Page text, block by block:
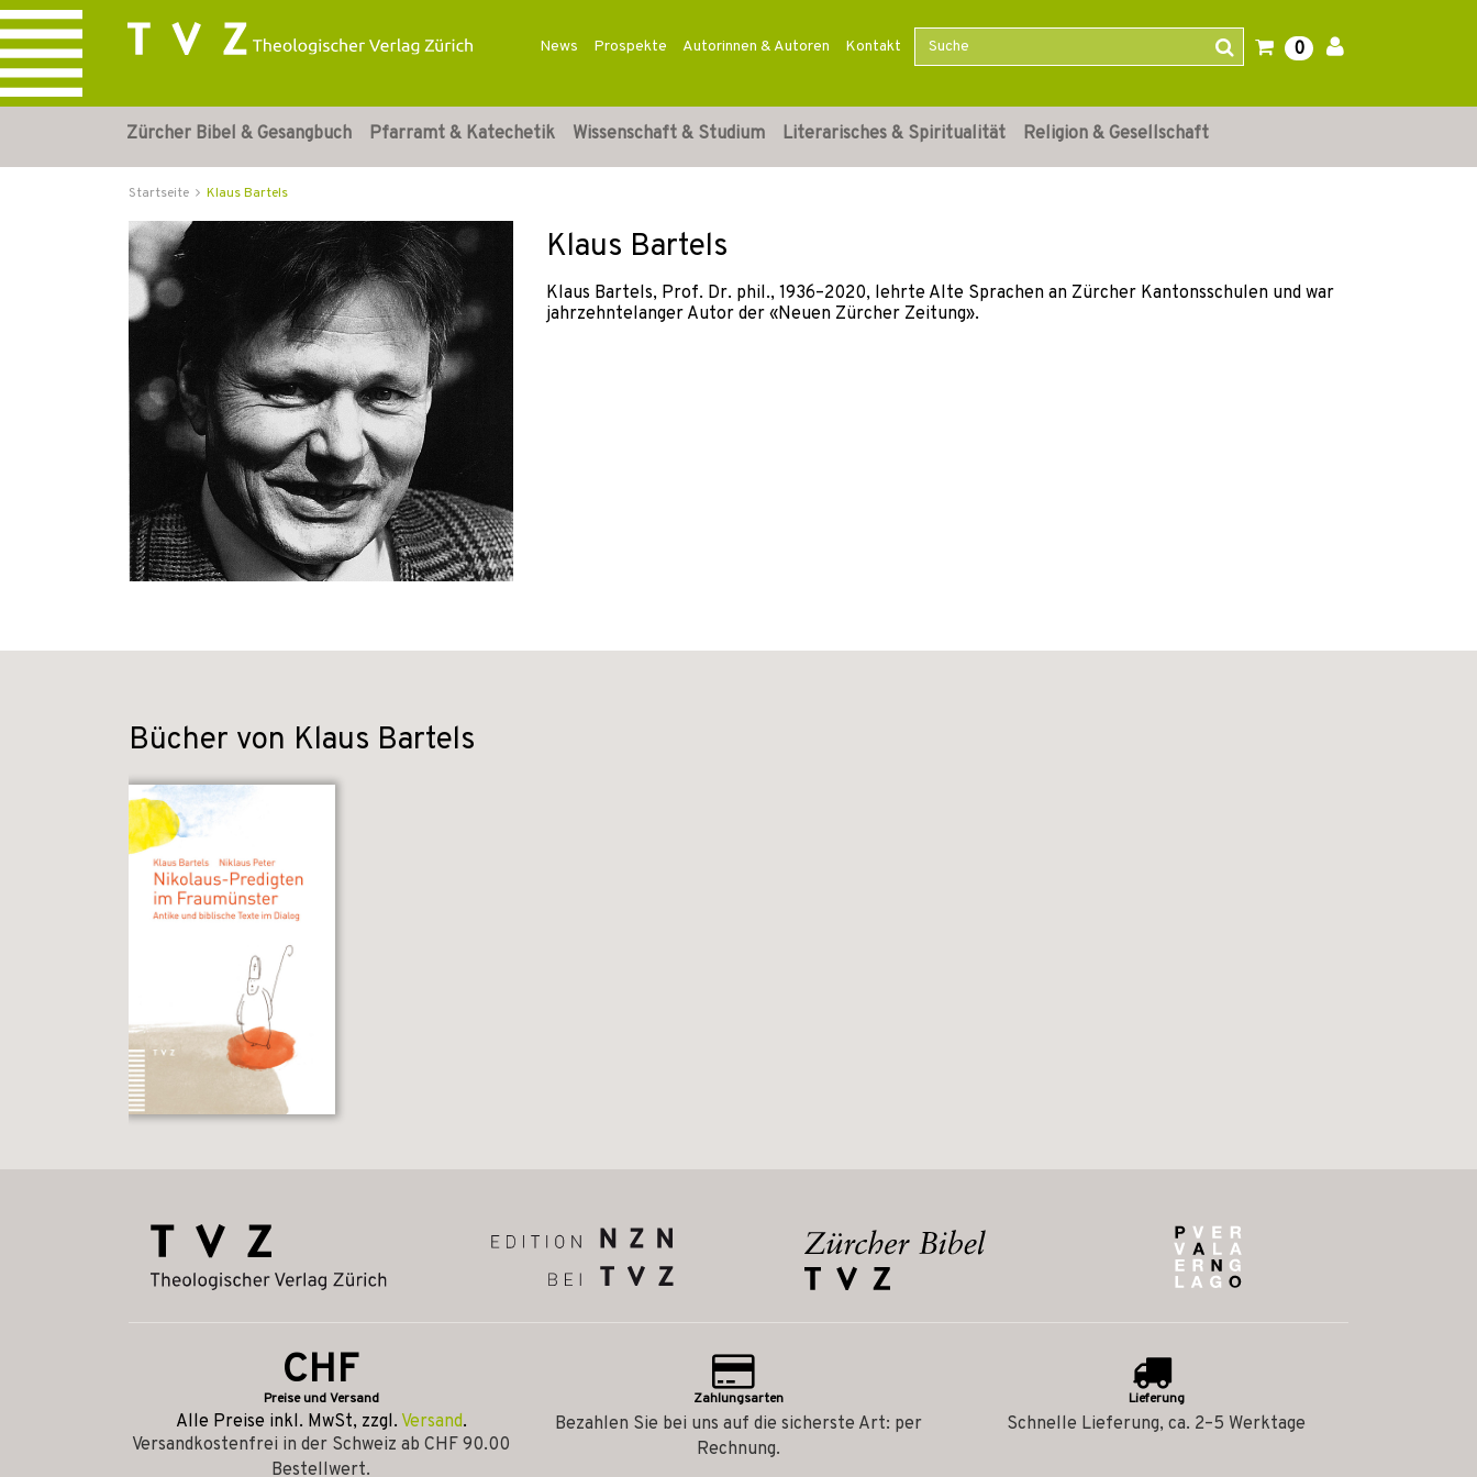
News Prospekte Autorinnen & Autoren Kontakt 0
Zürcher Bibel & Gesangbuch Pfarramt & Katechetik Wissenschaft & Studium Literarisches & Spiritualität Religion & Gesellschaft
Startseite Klaus Bartels
Klaus Bartels
Klaus Bartels, Prof. Dr. phil., 1936–2020, lehrte Alte Sprachen an Zürcher Kantonsschulen und war
jahrzehntelanger Autor der «Neuen Zürcher Zeitung».
Bücher von Klaus Bartels
CHF
Preise und Versand
Alle Preise inkl. MwSt, zzgl. Versand.
Versandkostenfrei in der Schweiz ab CHF 90.00
Bestellwert.
Zahlungsarten
Bezahlen Sie bei uns auf die sicherste Art: per
Rechnung.
Lieferung
Schnelle Lieferung, ca. 2–5 Werktage